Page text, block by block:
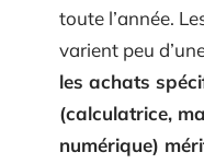
toute l’année.
varient peu
les achats
(calculatrice,
numérique)